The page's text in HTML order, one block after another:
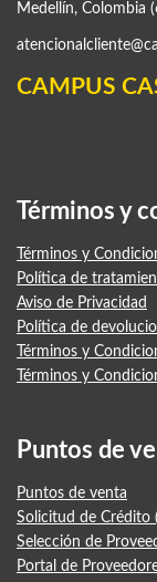
Medellín, Colombia
CAMPUS
Términos y
Términos y
Política de
Aviso de Privacidad
Política de
Términos y
Términos y
Puntos de
Puntos de venta
Solicitud de Crédito
Selección de
Portal de